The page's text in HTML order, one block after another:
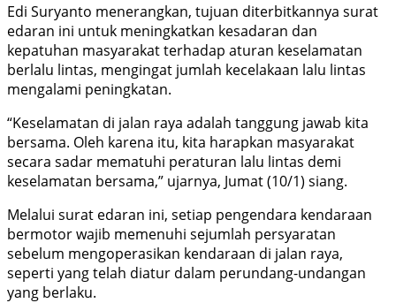
Edi Suryanto menerangkan, tujuan diterbitkannya surat
edaran ini untuk meningkatkan kesadaran dan
kepatuhan masyarakat terhadap aturan keselamatan
berlalu lintas, mengingat jumlah kecelakaan lalu lintas
mengalami peningkatan.
“Keselamatan di jalan raya adalah tanggung jawab kita
bersama. Oleh karena itu, kita harapkan masyarakat
secara sadar mematuhi peraturan lalu lintas demi
keselamatan bersama,” ujarnya, Jumat (10/1) siang.
Melalui surat edaran ini, setiap pengendara kendaraan
bermotor wajib memenuhi sejumlah persyaratan
sebelum mengoperasikan kendaraan di jalan raya,
seperti yang telah diatur dalam perundang-undangan
yang berlaku.